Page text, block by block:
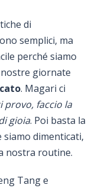
di
semplici, ma
perché siamo
giornate
. Magari ci
provo, faccio la
gioia. Poi basta la
siamo dimenticati,
nostra routine.
Tang e